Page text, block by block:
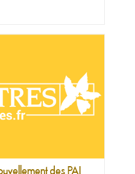
des PAI